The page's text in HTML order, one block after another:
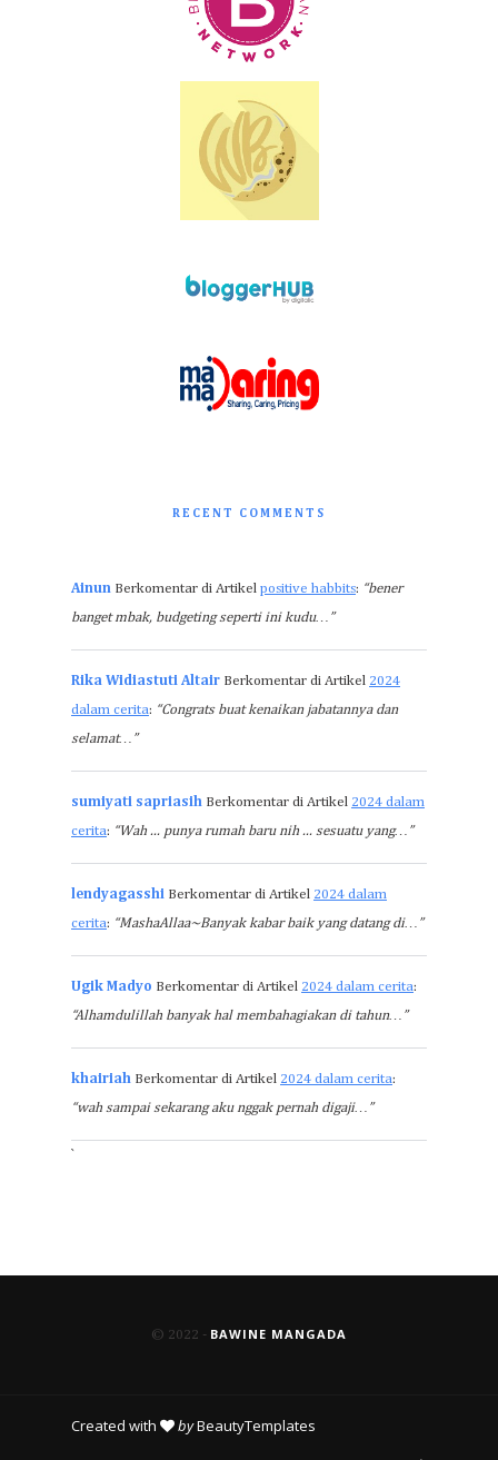
RECENT COMMENTS
Ainun Berkomentar di Artikel positive habbits: “bener
banget mbak, budgeting seperti ini kudu…”
Rika Widiastuti Altair Berkomentar di Artikel 2024
dalam cerita: “Congrats buat kenaikan jabatannya dan
selamat…”
sumiyati sapriasih Berkomentar di Artikel 2024 dalam
cerita: “Wah ... punya rumah baru nih ... sesuatu yang…”
lendyagasshi Berkomentar di Artikel 2024 dalam
cerita: “MashaAllaa~Banyak kabar baik yang datang di…”
Ugik Madyo Berkomentar di Artikel 2024 dalam cerita:
“Alhamdulillah banyak hal membahagiakan di tahun…”
khairiah Berkomentar di Artikel 2024 dalam cerita:
“wah sampai sekarang aku nggak pernah digaji…”
`
© 2022 - BAWINE MANGADA
Created with byBeautyTemplates